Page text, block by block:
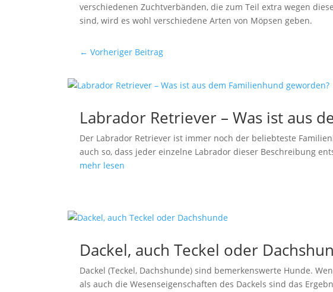
verschiedenen Zuchtverbänden, die zum Teil extra wegen
sind, wird es wohl verschiedene Arten von Möpsen geben.
←Vorheriger Beitrag
Labrador Retriever – Was ist aus
Der Labrador Retriever ist immer noch der beliebteste
auch so, dass jeder einzelne Labrador dieser Beschreibung
mehr lesen
Dackel, auch Teckel oder
Dackel (Teckel, Dachshunde) sind bemerkenswerte Hunde.
als auch die Wesenseigenschaften des Dackels sind das